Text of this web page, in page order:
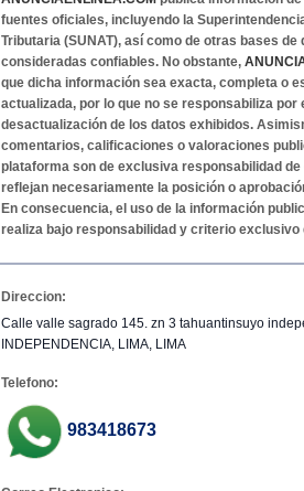
fuentes oficiales, incluyendo la
Tributaria (SUNAT), así como de otras bases
consideradas confiables. No obstante,
que dicha información sea exacta, completa o
actualizada, por lo que no se responsabiliza
desactualización de los datos exhibidos.
comentarios, calificaciones o valoraciones
plataforma son de exclusiva responsabilidad
reflejan necesariamente la posición o
En consecuencia, el uso de la información
realiza bajo responsabilidad y criterio exclusivo
Direccion:
Calle valle sagrado 145. zn 3 tahuantinsuyo
INDEPENDENCIA, LIMA, LIMA
Telefono:
983418673